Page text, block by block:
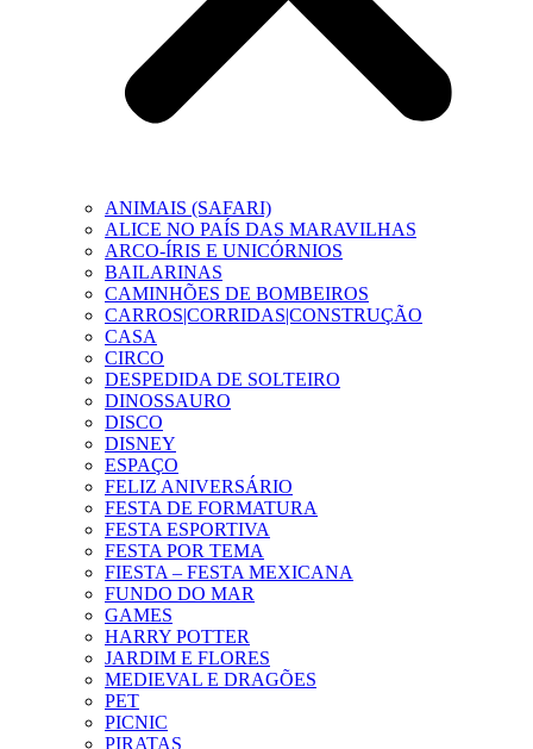
ANIMAIS (SAFARI)
ALICE NO PAÍS DAS MARAVILHAS
ARCO-ÍRIS E UNICÓRNIOS
BAILARINAS
CAMINHÕES DE BOMBEIROS
CARROS|CORRIDAS|CONSTRUÇÃO
CASA
CIRCO
DESPEDIDA DE SOLTEIRO
DINOSSAURO
DISCO
DISNEY
ESPAÇO
FELIZ ANIVERSÁRIO
FESTA DE FORMATURA
FESTA ESPORTIVA
FESTA POR TEMA
FIESTA – FESTA MEXICANA
FUNDO DO MAR
GAMES
HARRY POTTER
JARDIM E FLORES
MEDIEVAL E DRAGÕES
PET
PICNIC
PIRATAS